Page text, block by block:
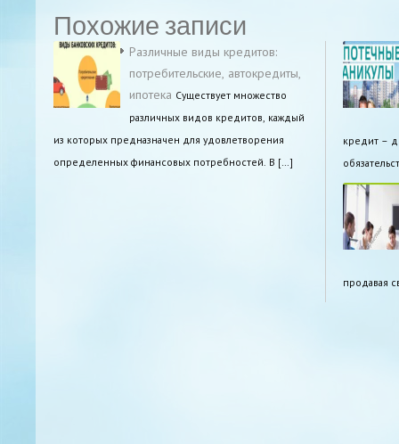
Похожие записи
Различные виды кредитов:
потребительские, автокредиты,
ипотека Существует множество
различных видов кредитов, каждый
из которых предназначен для удовлетворения
определенных финансовых потребностей. В […]
кредит –
продавая